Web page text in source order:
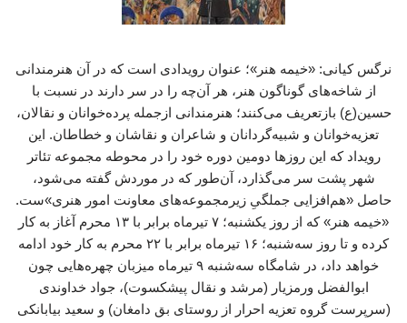
نرگس کیانی: «خیمه هنر»؛ عنوان رویدادی است که در آن هنرمندانی
از شاخه‌های گوناگون هنر، هر آن‌چه را در سر دارند در نسبت با
حسین(ع) بازتعریف می‌کنند؛ هنرمندانی ازجمله پرده‌خوانان و نقالان،
تعزیه‌خوانان و شبیه‌گردانان و شاعران و نقاشان و خطاطان. این
رویداد که این روزها دومین دوره خود را در محوطه مجموعه تئاتر
شهر پشت سر می‌گذارد، آن‌طور که در موردش گفته می‌شود،
حاصل «هم‌افزایی جملگیِ زیرمجموعه‌های معاونت امور هنری»ست.
«خیمه هنر» که از روز یکشنبه؛ ۷ تیرماه برابر با ۱۳ محرم آغاز به کار
کرده و تا روز سه‌شنبه؛ ۱۶ تیرماه برابر با ۲۲ محرم به کار خود ادامه
خواهد داد، در شامگاه سه‌شنبه ۹ تیرماه میزبان چهره‌هایی چون
ابوالفضل ورمزیار (مرشد و نقال پیشکسوت)، جواد خداوندی
(سرپرست گروه تعزیه احرار از روستای بق دامغان) و سعید بیابانکی